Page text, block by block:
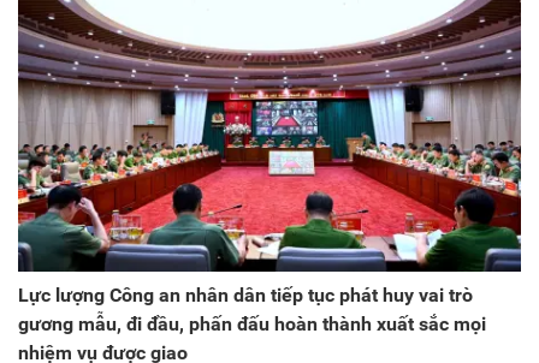
Lực lượng Công an nhân dân tiếp tục phát huy vai trò
gương mẫu, đi đầu, phấn đấu hoàn thành xuất sắc mọi
nhiệm vụ được giao